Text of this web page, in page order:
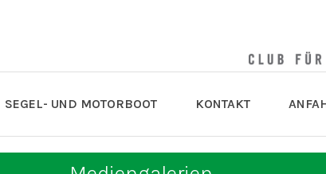
SEGEL- UND MOTORBOOT KONTAKT